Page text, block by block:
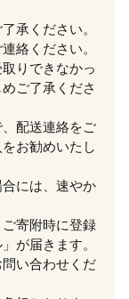
承ください。
絡ください。
りできなかっ
ご了承くださ
配送連絡をご
お勧めいたし
には、速やか
寄附時に登録
が届きます。
い合わせくだ